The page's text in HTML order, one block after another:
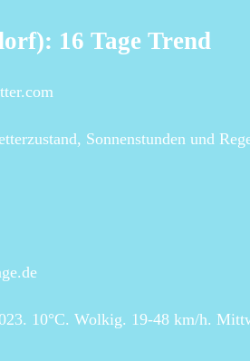
16 Tage Trend
Sonnenstunden und
10°C. Wolkig. 19-48 km/h.